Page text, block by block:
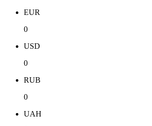
EUR
0
USD
0
RUB
0
UAH